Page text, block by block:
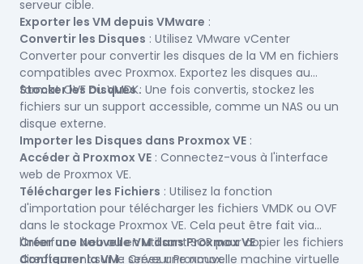
serveur cible.
Exporter les VM depuis VMware :
Convertir les Disques : Utilisez VMware vCenter
Converter pour convertir les disques de la VM en fichiers
compatibles avec Proxmox. Exportez les disques au
format OVF ou VMDK.
Stocker les Disques: Une fois convertis, stockez les
fichiers sur un support accessible, comme un NAS ou un
disque externe.
Importer les Disques dans Proxmox VE :
Accéder à Proxmox VE : Connectez-vous à l'interface
web de Proxmox VE.
Télécharger les Fichiers : Utilisez la fonction
d'importation pour télécharger les fichiers VMDK ou OVF
dans le stockage Proxmox VE. Cela peut être fait via
l'interface web ou en utilisant SCP pour copier les fichiers
directement sur le serveur Proxmox.
Créer une Nouvelle VM dans Proxmox VE:
Configurer la VM: Créez une nouvelle machine virtuelle